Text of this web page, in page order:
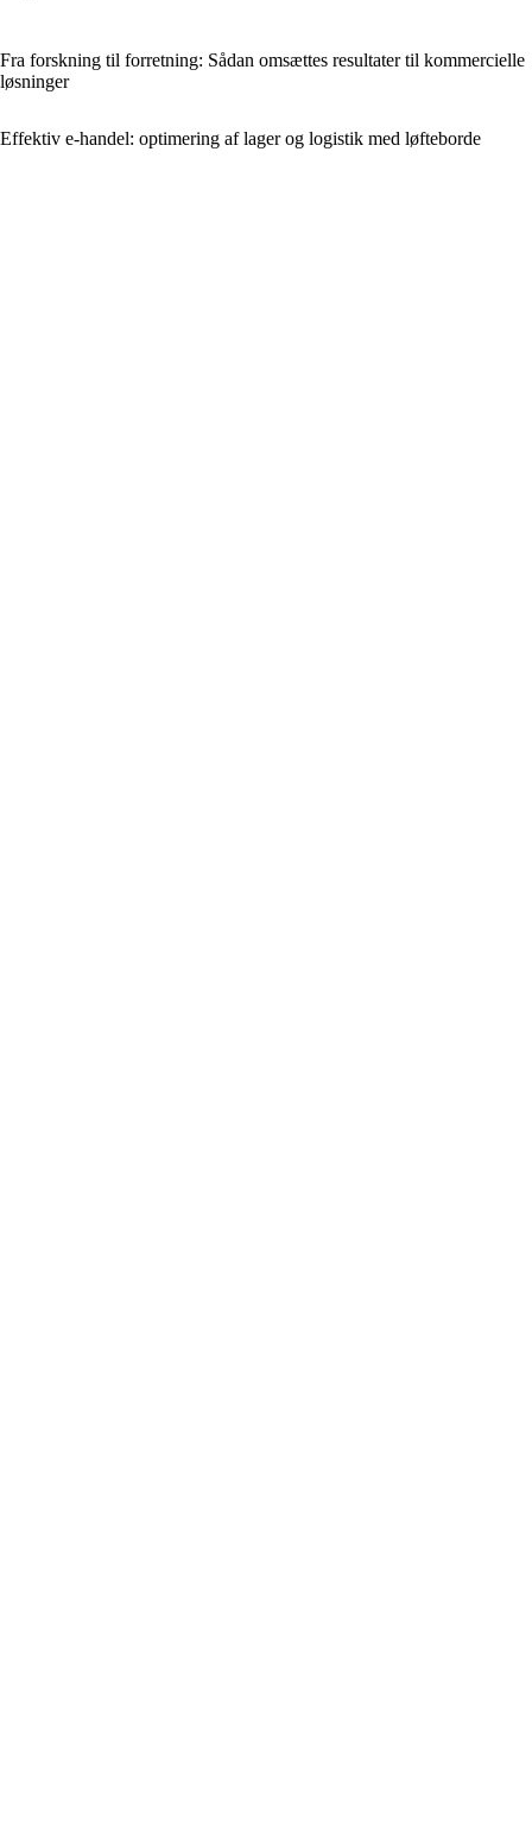
Fra forskning til forretning: Sådan omsættes resultater til kommercielle
løsninger
Effektiv e-handel: optimering af lager og logistik med løfteborde